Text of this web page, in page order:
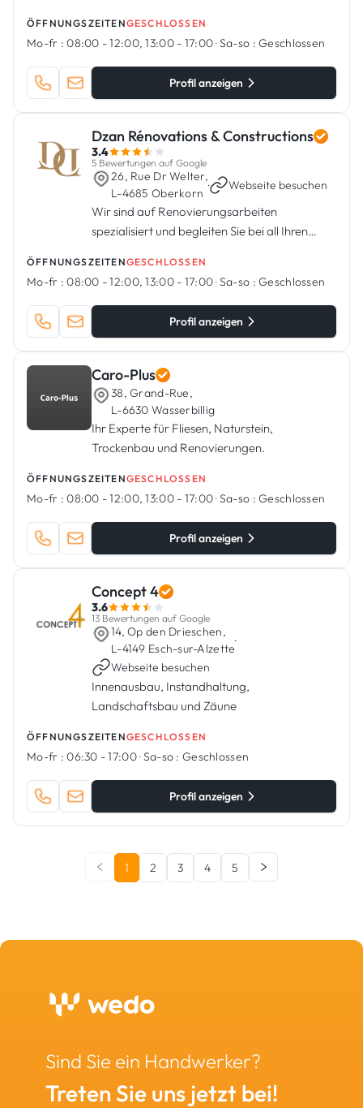
ÖFFNUNGSZEITENGESCHLOSSEN
Mo-fr : 08:00 - 12:00, 13:00 - 17:00·Sa-so : Geschlossen
Profil anzeigen
Dzan Rénovations & Constructions
3.4
5 Bewertungen auf Google
26, Rue Dr Welter,
L-4685 Oberkorn
· Webseite besuchen
Wir sind auf Renovierungsarbeiten
spezialisiert und begleiten Sie bei all Ihren
ÖFFNUNGSZEITENGESCHLOSSEN
Mo-fr : 08:00 - 12:00, 13:00 - 17:00·Sa-so : Geschlossen
Profil anzeigen
Caro-Plus
38, Grand-Rue,
L-6630 Wasserbillig
Ihr Experte für Fliesen, Naturstein,
Trockenbau und Renovierungen.
ÖFFNUNGSZEITENGESCHLOSSEN
Mo-fr : 08:00 - 12:00, 13:00 - 17:00·Sa-so : Geschlossen
Profil anzeigen
Concept 4
3.6
13 Bewertungen auf Google
14, Op den Drieschen,
L-4149 Esch-sur-Alzette
·
Webseite besuchen
Innenausbau, Instandhaltung,
Landschaftsbau und Zäune
ÖFFNUNGSZEITENGESCHLOSSEN
Mo-fr : 06:30 - 17:00·Sa-so : Geschlossen
Profil anzeigen
1 2 3 4 5
Sind Sie ein Handwerker?
Treten Sie uns jetzt bei!